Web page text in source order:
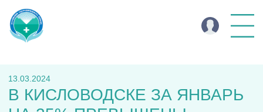
13.03.2024
В КИСЛОВОДСКЕ ЗА ЯНВАРЬ